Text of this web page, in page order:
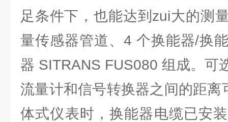
足条件下，也能达到zui大的测
量传感器管道、4 个换能器/换
器 SITRANS FUS080 组成。可
流量计和信号转换器之间的距
体式仪表时，换能器电缆已安